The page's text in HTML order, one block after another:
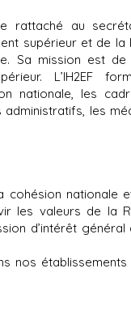
rattaché au
supérieur et de
Sa mission est
L’IH2EF
nationale, les
les
nationale
les valeurs de la
d’intérêt général
nos